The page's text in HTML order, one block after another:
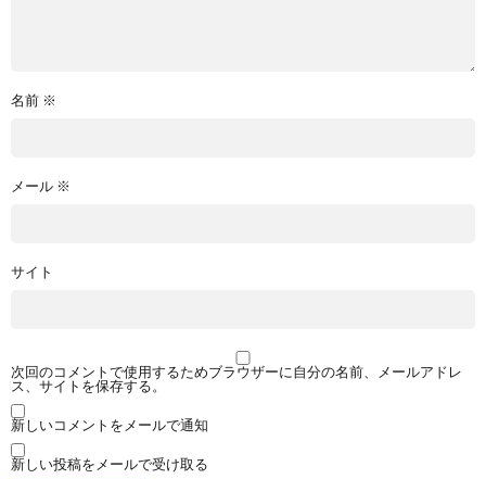
名前 ※
メール ※
サイト
次回のコメントで使用するためブラウザーに自分の名前、メールアドレ
ス、サイトを保存する。
新しいコメントをメールで通知
新しい投稿をメールで受け取る